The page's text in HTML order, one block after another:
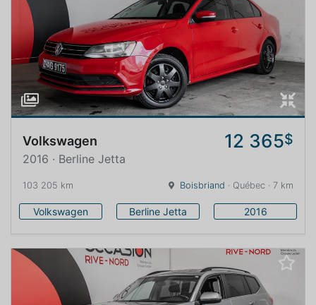
Volkswagen 12 365$
2016 · Berline Jetta
103 205 km Boisbriand · Québec · 7 km
Volkswagen Berline Jetta 2016